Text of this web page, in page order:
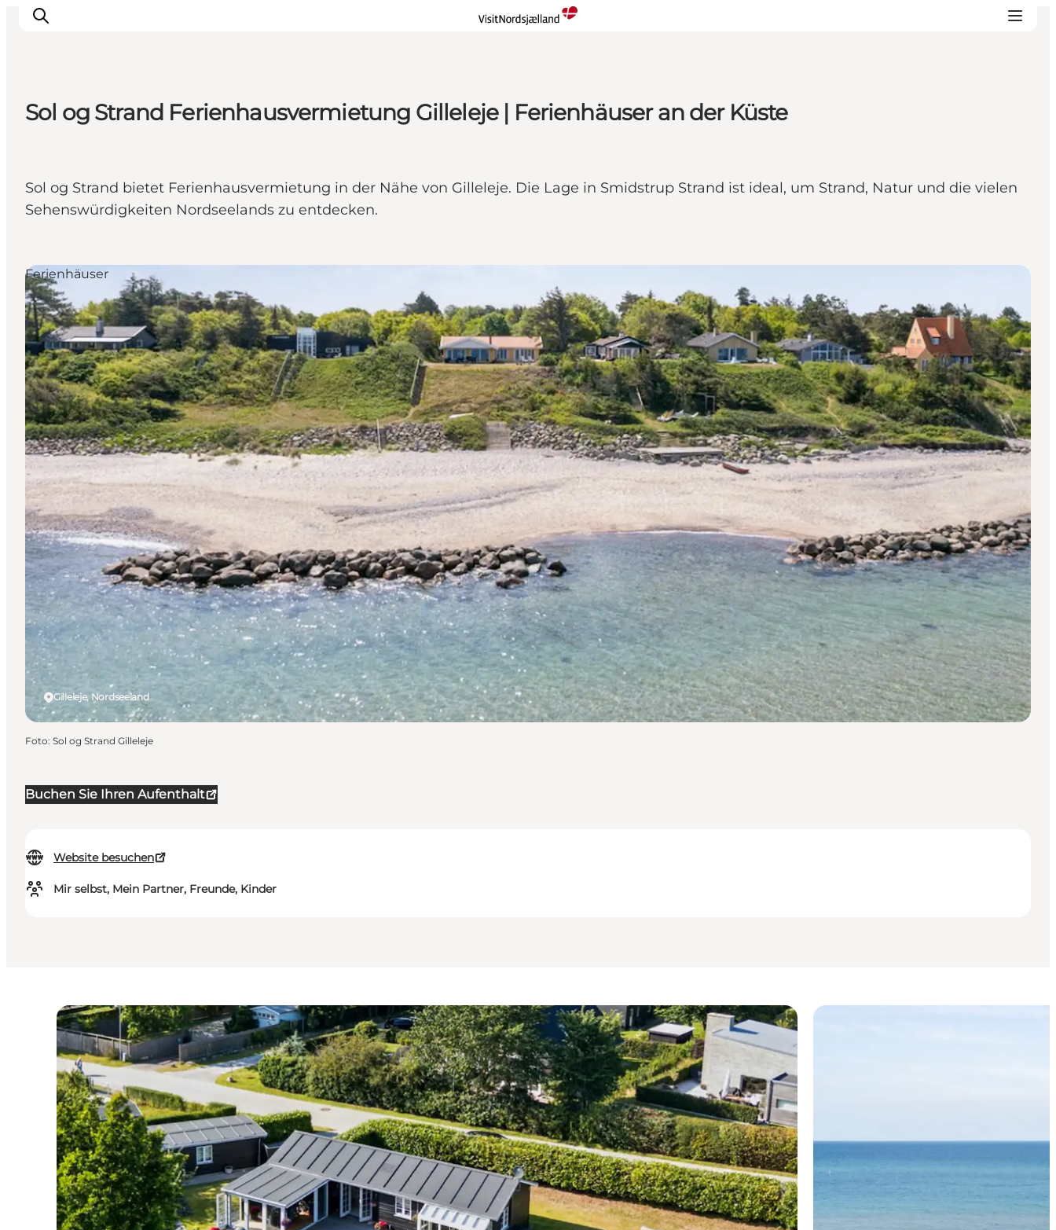
Geschmack
Unterkünfte
Sol og Strand Ferienhausvermietung Gilleleje | Ferienhäuser an der Küste
Sol og Strand bietet Ferienhausvermietung in der Nähe von Gilleleje. Die Lage in Smidstrup Strand ist ideal, um Strand, Natur und die vielen
Sehenswürdigkeiten Nordseelands zu entdecken.
Buchen Sie Ihren Aufenthalt
Website besuchen
Mir selbst, Mein Partner, Freunde, Kinder
Gilleleje, Nordseeland
Ferienhäuser
Foto: Sol og Strand Gilleleje